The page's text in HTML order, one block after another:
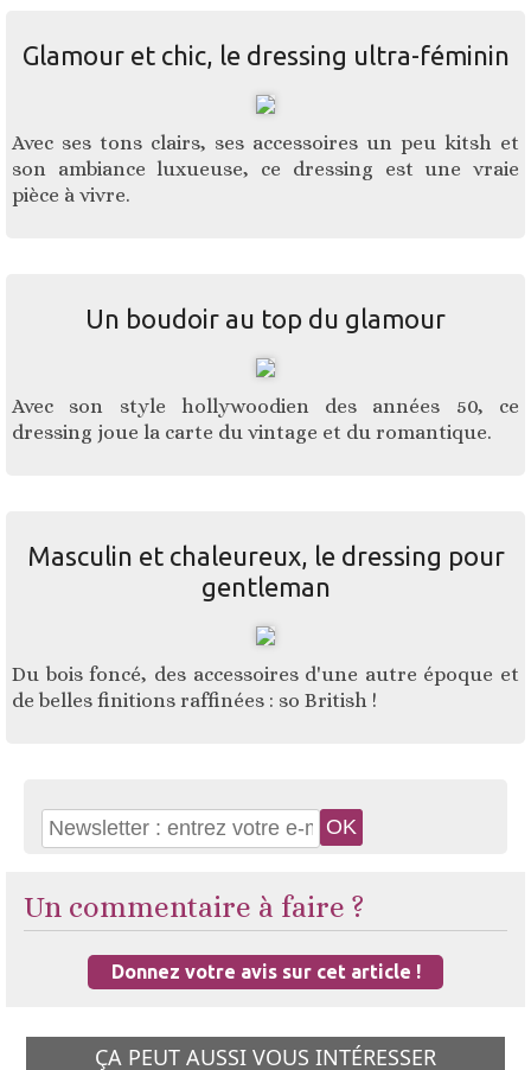
Glamour et chic, le dressing ultra-féminin
Avec ses tons clairs, ses accessoires un peu kitsh et
son ambiance luxueuse, ce dressing est une vraie
pièce à vivre.
Un boudoir au top du glamour
Avec son style hollywoodien des années 50, ce
dressing joue la carte du vintage et du romantique.
Masculin et chaleureux, le dressing pour
gentleman
Du bois foncé, des accessoires d'une autre époque et
de belles finitions raffinées : so British !
Un commentaire à faire ?
Donnez votre avis sur cet article !
ÇA PEUT AUSSI VOUS INTÉRESSER